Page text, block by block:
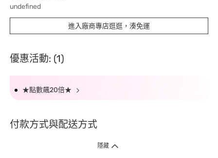
undefined
進入廠商專店逛逛，湊免運
優惠活動: (1)
★點數飆20倍★
付款方式與配送方式
隱藏